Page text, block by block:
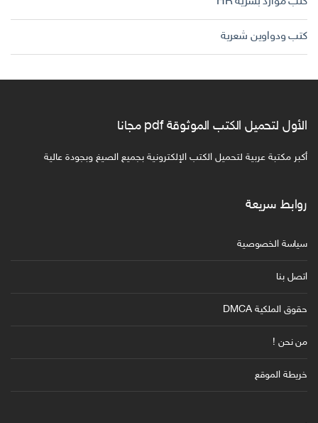
كتب ودواوين شعرية
الأول لتحميل الكتب الموثوقة pdf مجانا
أكبر مكتبة عربية لتحميل الكتب الإلكترونية بجميع الصيغ وبجودة عالية
روابط سريعة
سياسة الخصوصية
اتصل بنا
حقوق الملكية DMCA
من نحن !
خريطة الموقع